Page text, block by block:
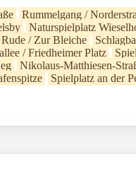
Rummelgang /
Naturspielplatz
Rude / Zur Bleiche
/ Friedheimer Platz
Nikolaus-Matthiesen-
Spielplatz an der